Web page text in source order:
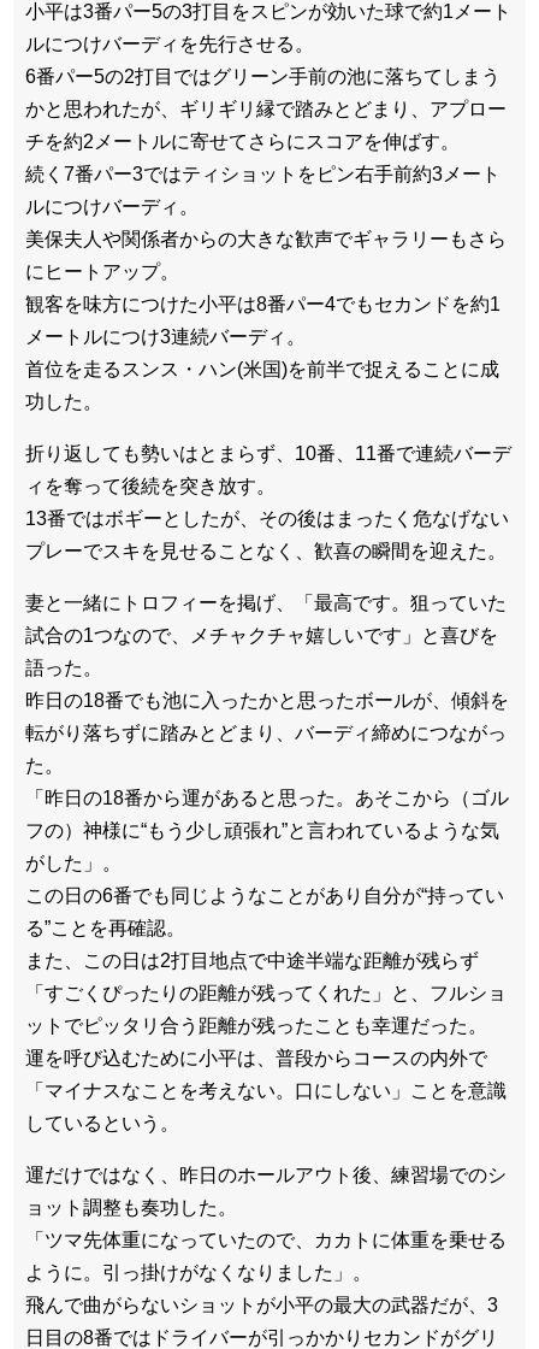
小平は3番パー5の3打目をスピンが効いた球で約1メート
ルにつけバーディを先行させる。
6番パー5の2打目ではグリーン手前の池に落ちてしまう
かと思われたが、ギリギリ縁で踏みとどまり、アプロー
チを約2メートルに寄せてさらにスコアを伸ばす。
続く7番パー3ではティショットをピン右手前約3メート
ルにつけバーディ。
美保夫人や関係者からの大きな歓声でギャラリーもさら
にヒートアップ。
観客を味方につけた小平は8番パー4でもセカンドを約1
メートルにつけ3連続バーディ。
首位を走るスンス・ハン(米国)を前半で捉えることに成
功した。
折り返しても勢いはとまらず、10番、11番で連続バーデ
ィを奪って後続を突き放す。
13番ではボギーとしたが、その後はまったく危なげない
プレーでスキを見せることなく、歓喜の瞬間を迎えた。
妻と一緒にトロフィーを掲げ、「最高です。狙っていた
試合の1つなので、メチャクチャ嬉しいです」と喜びを
語った。
昨日の18番でも池に入ったかと思ったボールが、傾斜を
転がり落ちずに踏みとどまり、バーディ締めにつながっ
た。
「昨日の18番から運があると思った。あそこから（ゴル
フの）神様に“もう少し頑張れ”と言われているような気
がした」。
この日の6番でも同じようなことがあり自分が“持ってい
る”ことを再確認。
また、この日は2打目地点で中途半端な距離が残らず
「すごくぴったりの距離が残ってくれた」と、フルショ
ットでピッタリ合う距離が残ったことも幸運だった。
運を呼び込むために小平は、普段からコースの内外で
「マイナスなことを考えない。口にしない」ことを意識
しているという。
運だけではなく、昨日のホールアウト後、練習場でのシ
ョット調整も奏功した。
「ツマ先体重になっていたので、カカトに体重を乗せる
ように。引っ掛けがなくなりました」。
飛んで曲がらないショットが小平の最大の武器だが、3
日目の8番ではドライバーが引っかかりセカンドがグリ